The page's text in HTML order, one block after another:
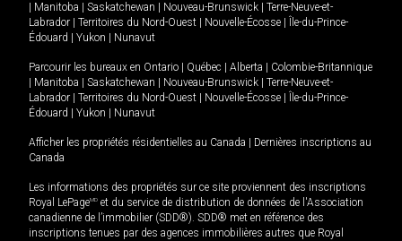
Manitoba Saskatchewan Nouveau-Brunswick
Terre-Neuve-et-
Labrador
Territoires du Nord-Ouest Nouvelle-Écosse
Île-du-Prince-
Édouard
Yukon Nunavut
Parcourir les bureaux en Ontario Québec Alberta
Colombie-Britannique
Manitoba Saskatchewan Nouveau-Brunswick
Terre-Neuve-et-
Labrador
Territoires du Nord-Ouest Nouvelle-Écosse
Île-du-Prince-
Édouard
Yukon Nunavut
Afficher les propriétés résidentielles au Canada
Dernières inscriptions au
Canada
Les informations des propriétés sur ce site proviennent des inscriptions
Royal LePageMD et du service de distribution de données de l'Association
canadienne de l’immobilier (SDD®). SDD® met en référence des
inscriptions tenues par des agences immobilières autres que Royal